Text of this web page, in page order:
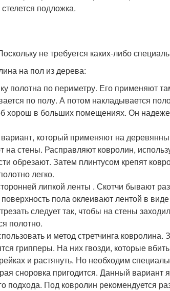
подложка.
не требуется каких-либо
на пол из дерева:
полотна по периметру. Его применяют
по полу. А потом накладывается
хорош в больших помещениях. Он
который применяют на
на стены. Расправляют ковролин,
обрезают. Затем плинтусом крепят
легко.
липкой ленты . Скотчи бывают
пола оклеивают лентой в
следует так, чтобы на стены
полотно.
и метод стретчинга ковролина.
грипперы. На них гвозди, которые
и растянуть. Но необходим
сноровка пригодится. Данный вариант
Под ковролин рекомендуется